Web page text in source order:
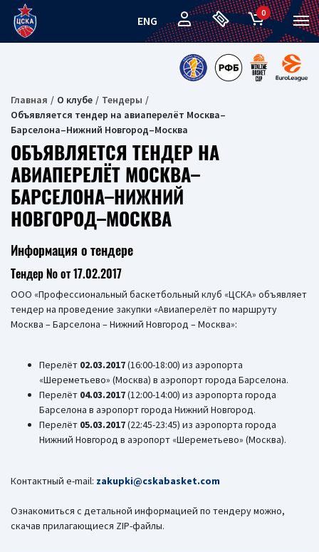
ENG
0
Главная О клубе
Тендеры
Объявляется тендер на авиаперелёт Москва–
Барселона–Нижний Новгород–Москва
ОБЪЯВЛЯЕТСЯ ТЕНДЕР НА
АВИАПЕРЕЛЁТ МОСКВА–
БАРСЕЛОНА–НИЖНИЙ
НОВГОРОД–МОСКВА
Информация о тендере
Тендер № от 17.02.2017
ООО «Профессиональный баскетбольный клуб «ЦСКА» объявляет
тендер на проведение закупки «Авиаперелёт по маршруту
Москва – Барселона – Нижний Новгород – Москва»:
Перелёт 02.03.2017(16:00-18:00) из аэропорта
«Шереметьево» (Москва) в аэропорт города Барселона.
Перелёт 04.03.2017(12:00-14:00) из аэропорта города
Барселона в аэропорт города Нижний Новгород.
Перелёт 05.03.2017(22:45-23:45) из аэропорта города
Нижний Новгород в аэропорт «Шереметьево» (Москва).
Контактный e-mail: zakupki@cskabasket.com
Ознакомиться с детальной информацией по тендеру можно,
скачав прилагающиеся ZIP-файлы.